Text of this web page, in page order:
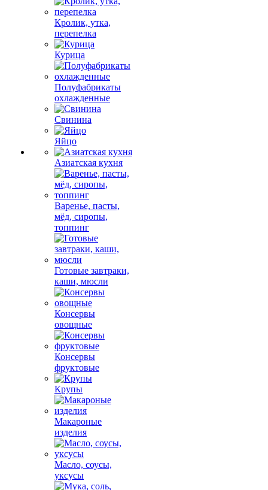
Кролик, утка,
перепелка
Курица
Полуфабрикаты
охлажденные
Свинина
Яйцо
Азиатская кухня
Варенье, пасты,
мёд, сиропы,
топпинг
Готовые завтраки,
каши, мюсли
Консервы
овощные
Консервы
фруктовые
Крупы
Макароные
изделия
Масло, соусы,
уксусы